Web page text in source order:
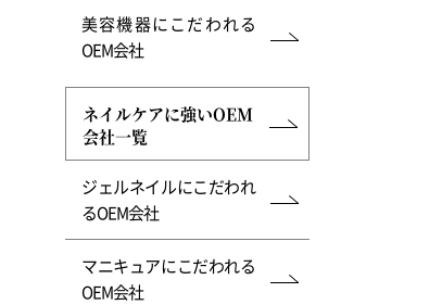
美容機器にこだわれる
OEM会社
ネイルケアに強いOEM
会社一覧
ジェルネイルにこだわれ
るOEM会社
マニキュアにこだわれる
OEM会社